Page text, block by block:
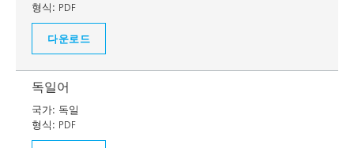
형식: PDF
다운로드
독일어
국가: 독일
형식: PDF